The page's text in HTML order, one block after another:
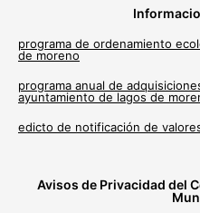
programa de ordenamiento
de moreno
programa anual de
ayuntamiento de lagos de
edicto de notificación de
Avisos de Privacidad del